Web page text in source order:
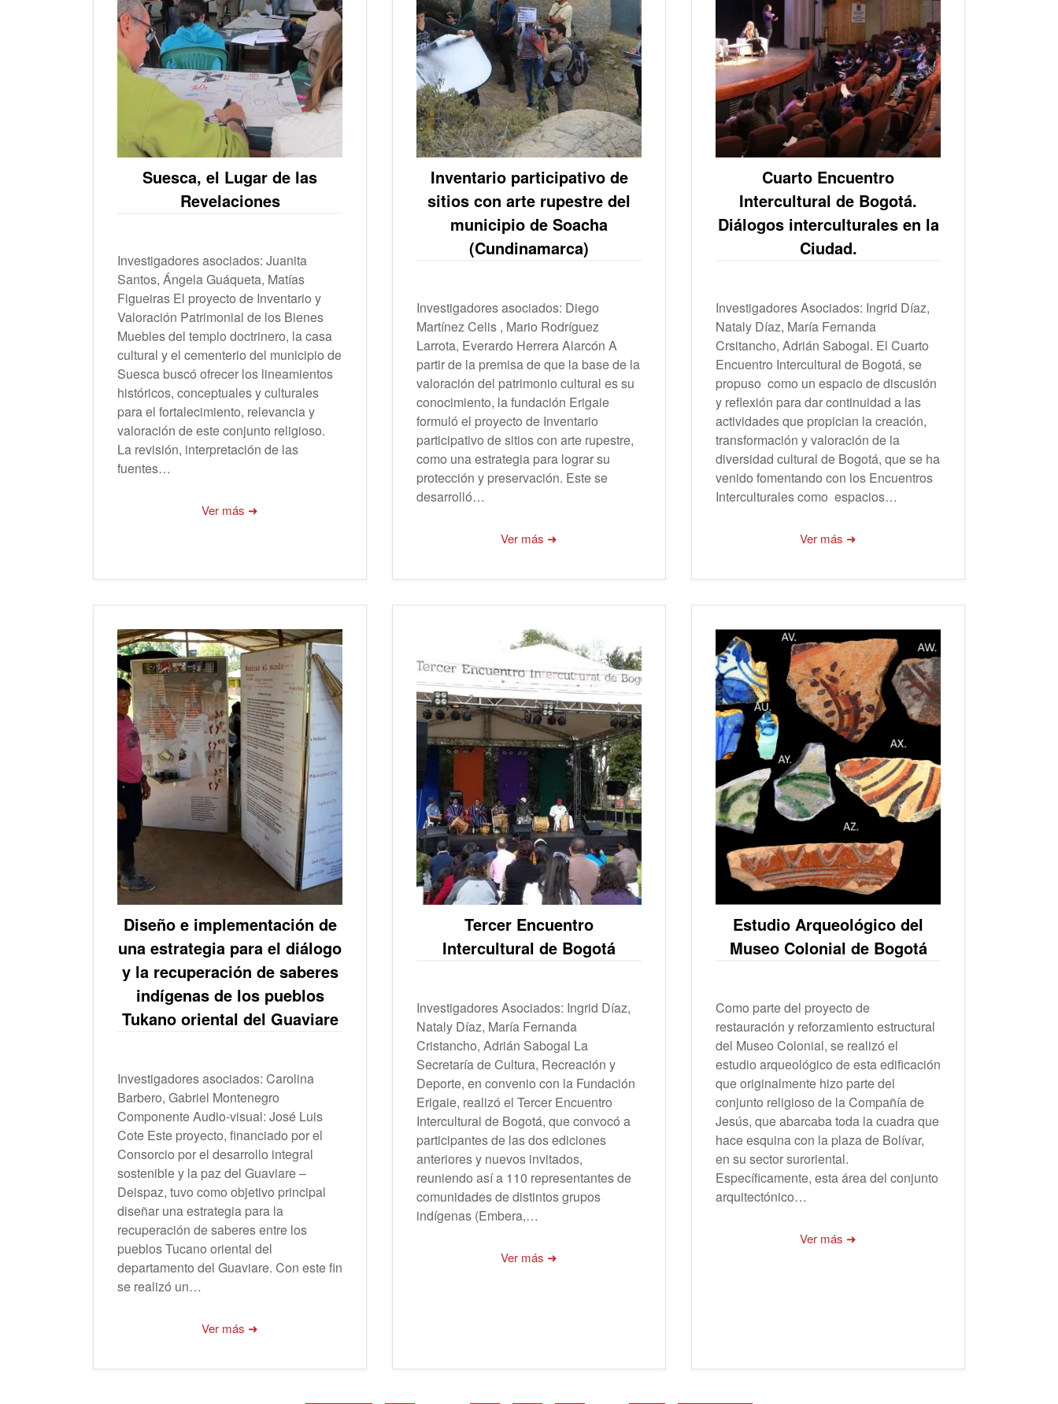
Suesca, el Lugar de las
Revelaciones
Investigadores asociados: Juanita
Santos, Ángela Guáqueta, Matías
Figueiras El proyecto de Inventario y
Valoración Patrimonial de los Bienes
Muebles del templo doctrinero, la casa
cultural y el cementerio del municipio de
Suesca buscó ofrecer los lineamientos
históricos, conceptuales y culturales
para el fortalecimiento, relevancia y
valoración de este conjunto religioso.
La revisión, interpretación de las
fuentes…
Ver más ➜
Inventario participativo de
sitios con arte rupestre del
municipio de Soacha
(Cundinamarca)
Investigadores asociados: Diego
Martínez Celis , Mario Rodríguez
Larrota, Everardo Herrera Alarcón A
partir de la premisa de que la base de la
valoración del patrimonio cultural es su
conocimiento, la fundación Erigaie
formuló el proyecto de Inventario
participativo de sitios con arte rupestre,
como una estrategia para lograr su
protección y preservación. Este se
desarrolló…
Ver más ➜
Cuarto Encuentro
Intercultural de Bogotá.
Diálogos interculturales en la
Ciudad.
Investigadores Asociados: Ingrid Díaz,
Nataly Díaz, María Fernanda
Crsitancho, Adrián Sabogal. El Cuarto
Encuentro Intercultural de Bogotá, se
propuso como un espacio de discusión
y reflexión para dar continuidad a las
actividades que propician la creación,
transformación y valoración de la
diversidad cultural de Bogotá, que se ha
venido fomentando con los Encuentros
Interculturales como espacios…
Ver más ➜
Diseño e implementación de
una estrategia para el diálogo
y la recuperación de saberes
indígenas de los pueblos
Tukano oriental del Guaviare
Investigadores asociados: Carolina
Barbero, Gabriel Montenegro
Componente Audio-visual: José Luis
Cote Este proyecto, financiado por el
Consorcio por el desarrollo integral
sostenible y la paz del Guaviare –
Deispaz, tuvo como objetivo principal
diseñar una estrategia para la
recuperación de saberes entre los
pueblos Tucano oriental del
departamento del Guaviare. Con este fin
se realizó un…
Ver más ➜
Tercer Encuentro
Intercultural de Bogotá
Investigadores Asociados: Ingrid Díaz,
Nataly Díaz, María Fernanda
Cristancho, Adrián Sabogal La
Secretaría de Cultura, Recreación y
Deporte, en convenio con la Fundación
Erigaie, realizó el Tercer Encuentro
Intercultural de Bogotá, que convocó a
participantes de las dos ediciones
anteriores y nuevos invitados,
reuniendo así a 110 representantes de
comunidades de distintos grupos
indígenas (Embera,…
Ver más ➜
Estudio Arqueológico del
Museo Colonial de Bogotá
Como parte del proyecto de
restauración y reforzamiento estructural
del Museo Colonial, se realizó el
estudio arqueológico de esta edificación
que originalmente hizo parte del
conjunto religioso de la Compañía de
Jesús, que abarcaba toda la cuadra que
hace esquina con la plaza de Bolívar,
en su sector suroriental.
Específicamente, esta área del conjunto
arquitectónico…
Ver más ➜